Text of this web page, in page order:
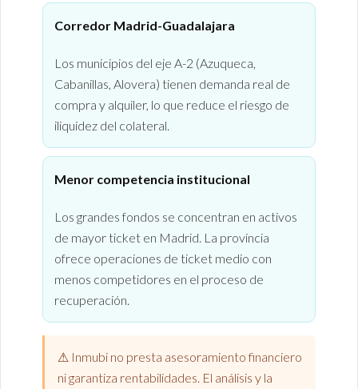
Corredor Madrid-Guadalajara
Los municipios del eje A-2 (Azuqueca,
Cabanillas, Alovera) tienen demanda real de
compra y alquiler, lo que reduce el riesgo de
iliquidez del colateral.
Menor competencia institucional
Los grandes fondos se concentran en activos
de mayor ticket en Madrid. La provincia
ofrece operaciones de ticket medio con
menos competidores en el proceso de
recuperación.
⚠ Inmubi no presta asesoramiento financiero
ni garantiza rentabilidades. El análisis y la